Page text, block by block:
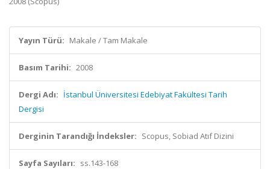
Yayın Türü: Makale / Tam Makale
Basım Tarihi: 2008
Dergi Adı: İstanbul Üniversitesi Edebiyat Fakültesi Tarih
Dergisi
Derginin Tarandığı İndeksler: Scopus, Sobiad Atıf Dizini
Sayfa Sayıları: ss.143-168